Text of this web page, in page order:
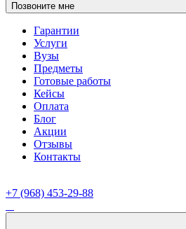
Позвоните мне
Гарантии
Услуги
Вузы
Предметы
Готовые работы
Кейсы
Оплата
Блог
Акции
Отзывы
Контакты
+7 (968) 453-29-88